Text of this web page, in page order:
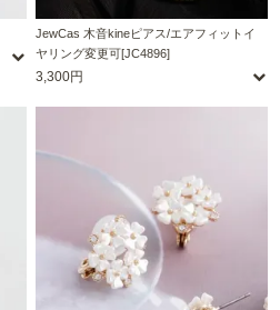
JewCas 木音kineピアス/エアフィットイ
ヤリング変更可[JC4896]
3,300円